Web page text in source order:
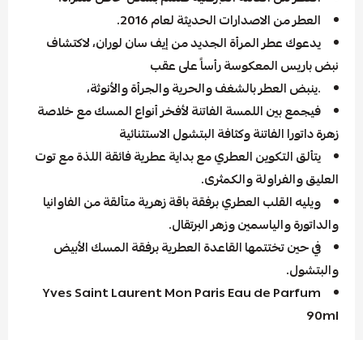
العطر من الاصدارات الحديثة لعام 2016.
يدعوك عطر المرأة الجديد من إيف سان لوران، لاكتشاف
نبض باريس المعكوسة رأساً على عقب
.ينبض العطر بالشغف والحرية والجرأة والأنوثة،
فيجمع بين اللمسة الفاتنة لأفخر أنواع المسك مع خلاصة
زهرة داتورا الفاتنة وكثافة البتشول الاستثنائية
يتألق التكوين العطري مع بداية عطرية فائقة اللذة مع توت
العليق والفراولة والكمثرى.
ويليه القلب العطري برفقة باقة زهرية متألقة من الفاوانيا
والداتورة والياسمين وزهر البرتقال.
في حين تختتمها القاعدة العطرية برفقة المسك الأبيض
والبتشول.
Yves Saint Laurent Mon Paris Eau de Parfum
90ml